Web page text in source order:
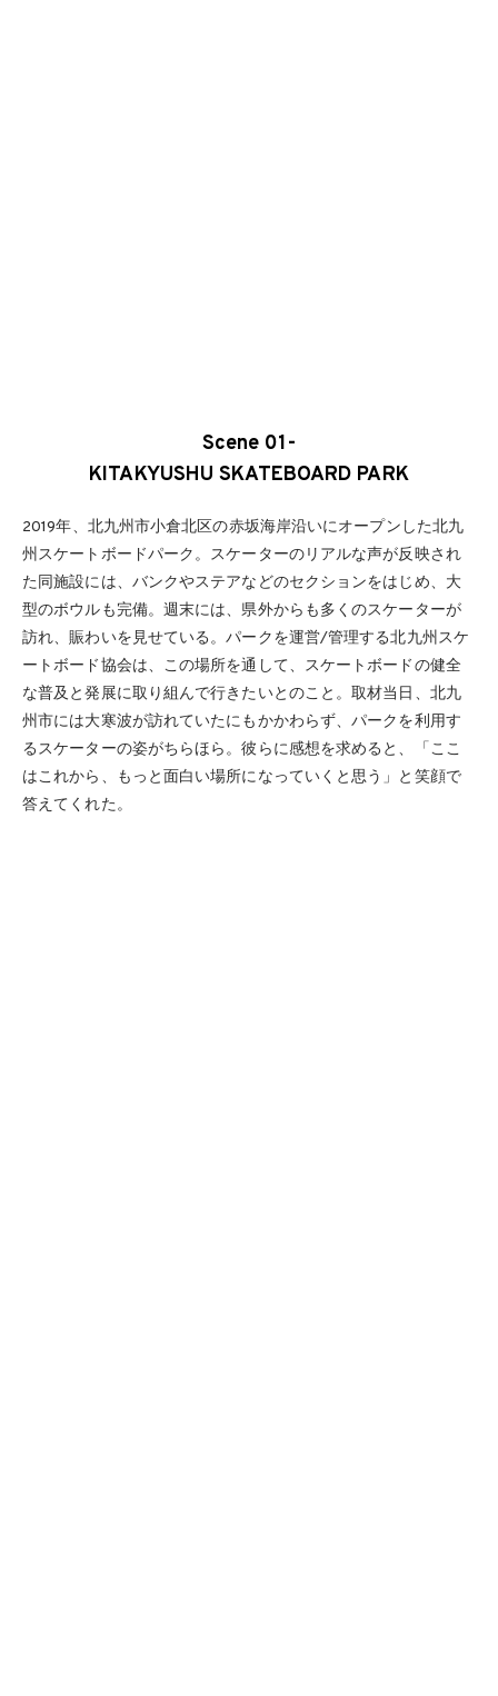
Scene 01-
KITAKYUSHU SKATEBOARD PARK
2019年、北九州市小倉北区の赤坂海岸沿いにオープンした北九
州スケートボードパーク。スケーターのリアルな声が反映され
た同施設には、バンクやステアなどのセクションをはじめ、大
型のボウルも完備。週末には、県外からも多くのスケーターが
訪れ、賑わいを見せている。パークを運営/管理する北九州スケ
ートボード協会は、この場所を通して、スケートボードの健全
な普及と発展に取り組んで行きたいとのこと。取材当日、北九
州市には大寒波が訪れていたにもかかわらず、パークを利用す
るスケーターの姿がちらほら。彼らに感想を求めると、「ここ
はこれから、もっと面白い場所になっていくと思う」と笑顔で
答えてくれた。